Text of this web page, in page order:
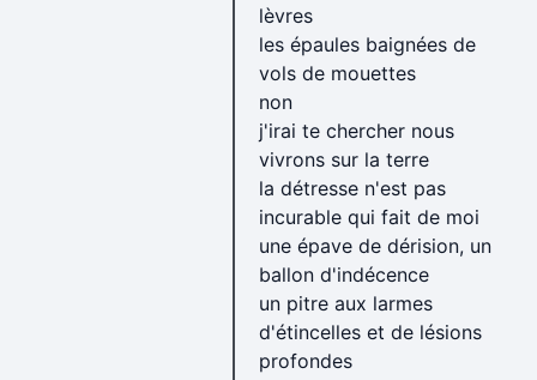
lèvres
les épaules baignées de
vols de mouettes
non
j'irai te chercher nous
vivrons sur la terre
la détresse n'est pas
incurable qui fait de moi
une épave de dérision, un
ballon d'indécence
un pitre aux larmes
d'étincelles et de lésions
profondes